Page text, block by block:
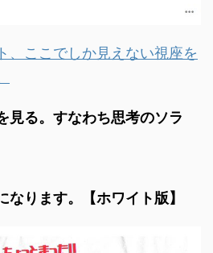
、ここでしか見えない視座を
見る。すなわち思考のソラ
ります。【ホワイト版】